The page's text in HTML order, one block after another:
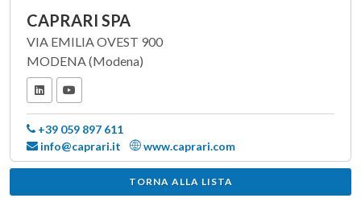
CAPRARI SPA
VIA EMILIA OVEST 900
MODENA (Modena)
+39 059 897 611
info@caprari.it
www.caprari.com
TORNA ALLA LISTA